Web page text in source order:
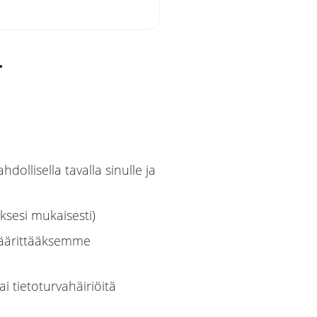
tavalla sinulle ja
mukaisesti)
tietoturvahäiriöitä